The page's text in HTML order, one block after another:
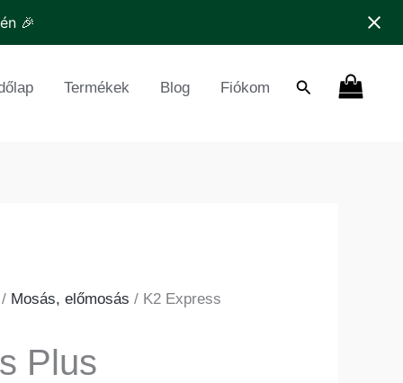
🎉
Termékek Blog Fiókom Search
Mosás, előmosás / K2 Express
Plus